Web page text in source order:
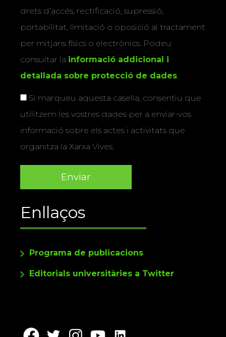
drets d’accés, rectificació, supressió,
portabilitat, limitació o oposició al tractament
per mitjans físics o electrònics. Podeu
consultar la informació addicional i
detallada sobre protecció de dades.
Si marqueu aquesta casella, consentiu que
utilitzem les vostres dades per a enviar-vos
informació sobre els actes i activitats que
organitza la Xarxa Vives.
Enllaços
Programa de publicacions
Editorials universitàries a Twitter